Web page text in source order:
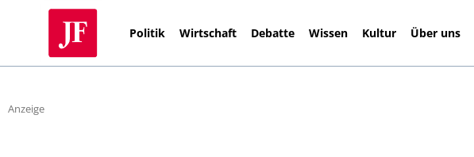
Politik Wirtschaft Debatte Wissen Kultur Über uns
Anzeige